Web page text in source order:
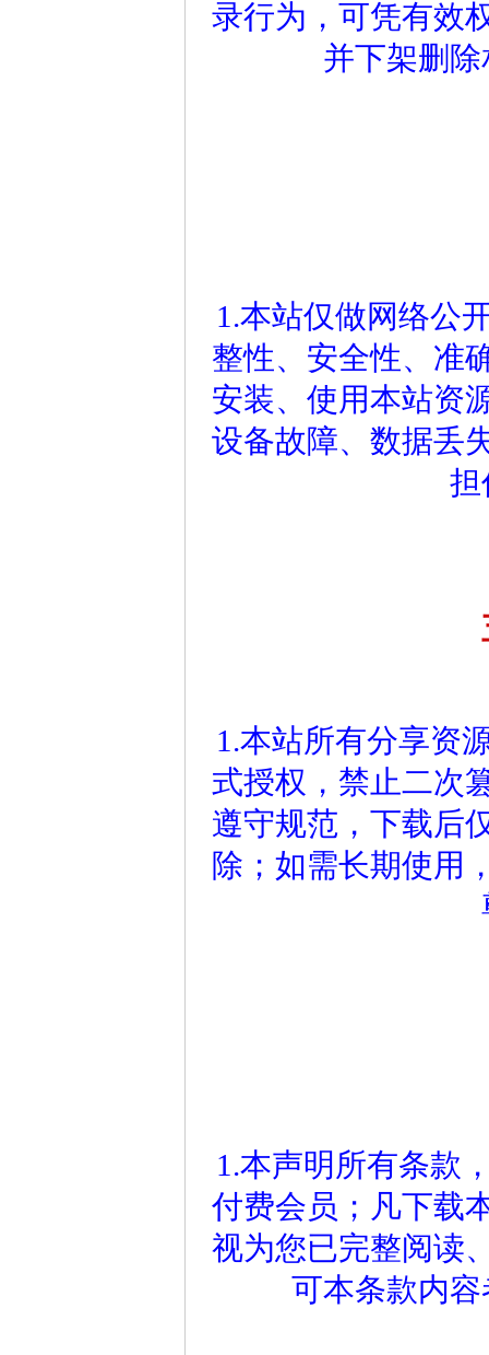
录行为，可凭有效
并下架删
1.本站仅做网络公
整性、安全性、准
安装、使用本站资
设备故障、数据丢
担
1.本站所有分享资
式授权，禁止二次
遵守规范，下载后
除；如需长期使用
1.本声明所有条款
付费会员；凡下载
视为您已完整阅读
可本条款内